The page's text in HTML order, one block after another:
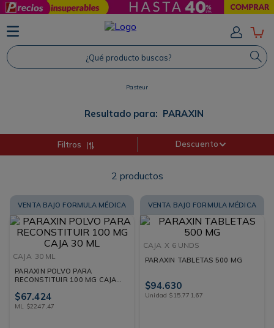
¿Qué producto buscas?
Pasteur
Resultado para: PARAXIN
Filtros Descuento
2 productos
VENTA BAJO FORMULA MÉDICA
CAJA 30 ML
PARAXIN POLVO PARA
RECONSTITUIR 100 MG CAJA
$67.424
ML $2247 ,47
VENTA BAJO FORMULA MÉDICA
CAJA X 6 UNDS
PARAXIN TABLETAS 500 MG
$94.630
Unidad $15 .771 ,67
TÉRMINOS MÁS BUSCADOS
1. Protector Solar
2. Proteina